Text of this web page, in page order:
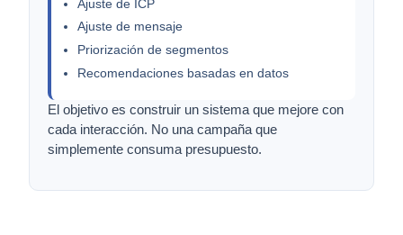
Ajuste de ICP
Ajuste de mensaje
Priorización de segmentos
Recomendaciones basadas en datos
El objetivo es construir un sistema que mejore con
cada interacción. No una campaña que
simplemente consuma presupuesto.